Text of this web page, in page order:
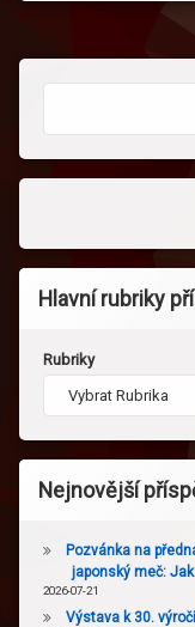
Hlavní rubriky
Rubriky
Nejnovější
Pozvánka na
japonský meč:
2026-07-21
Výstava k 30.